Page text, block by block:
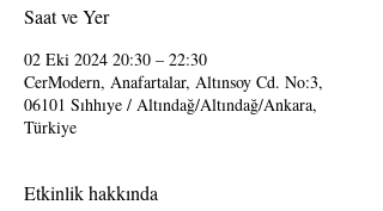
Saat ve Yer
02 Eki 2024 20:30 – 22:30
CerModern, Anafartalar, Altınsoy Cd. No:3,
06101 Sıhhıye / Altındağ/Altındağ/Ankara,
Türkiye
Etkinlik hakkında